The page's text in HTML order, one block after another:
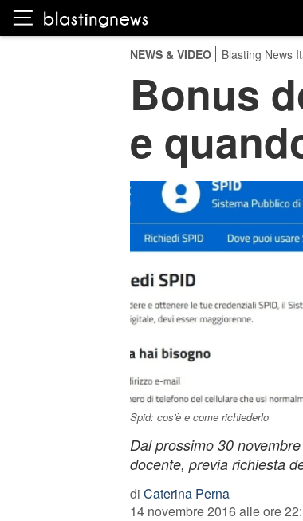
NEWS & VIDEO Blasting News
Bonus
e
Spid: cos'è e come richiederlo
Dal prossimo 30
docente, previa richiesta
di Caterina Perna
14 novembre 2016 alle ore